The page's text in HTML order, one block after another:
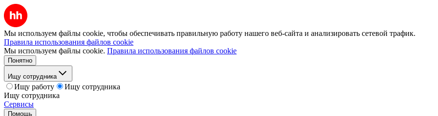
Мы используем файлы cookie, чтобы обеспечивать правильную работу нашего веб-сайта и анализировать сетевой трафик.
Правила использования файлов cookie
Мы используем файлы cookie. Правила использования файлов cookie
Понятно
Ищу сотрудника
Ищу работу
Ищу сотрудника
Ищу сотрудника
Сервисы
Помощь